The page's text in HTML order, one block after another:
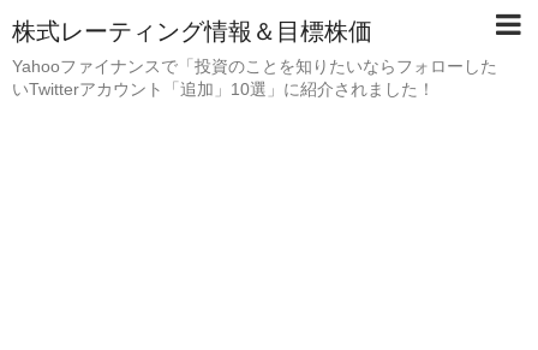
株式レーティング情報＆目標株価
Yahooファイナンスで「投資のことを知りたいならフォローした
いTwitterアカウント「追加」10選」に紹介されました！